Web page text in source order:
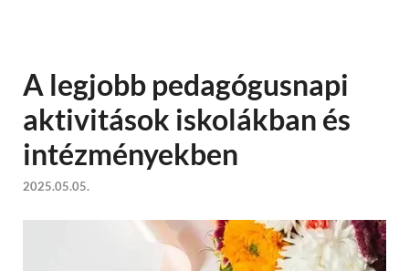
A legjobb pedagógusnapi
aktivitások iskolákban és
intézményekben
2025.05.05.